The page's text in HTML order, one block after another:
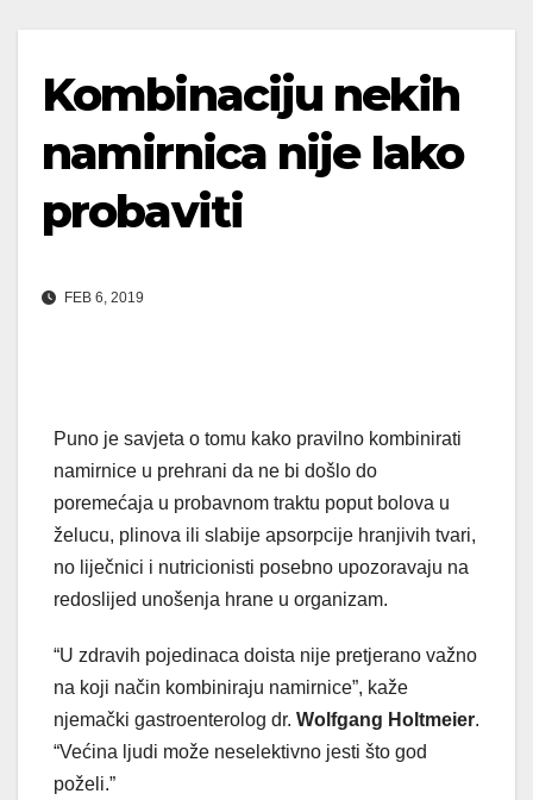
Kombinaciju nekih
namirnica nije lako
probaviti
FEB 6, 2019
Puno je savjeta o tomu kako pravilno kombinirati
namirnice u prehrani da ne bi došlo do
poremećaja u probavnom traktu poput bolova u
želucu, plinova ili slabije apsorpcije hranjivih tvari,
no liječnici i nutricionisti posebno upozoravaju na
redoslijed unošenja hrane u organizam.
“U zdravih pojedinaca doista nije pretjerano važno
na koji način kombiniraju namirnice”, kaže
njemački gastroenterolog dr. Wolfgang Holtmeier.
“Većina ljudi može neselektivno jesti što god
poželi.”